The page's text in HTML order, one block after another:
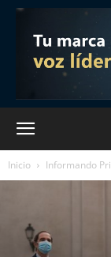
Inicio Informando